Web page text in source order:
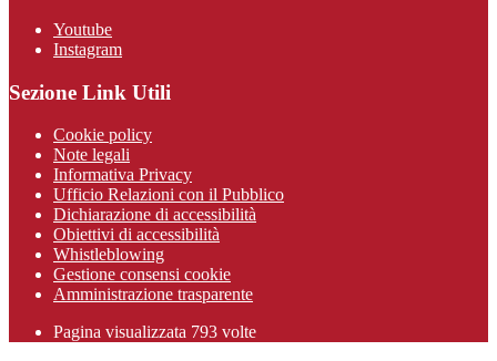
Youtube
Instagram
Sezione Link Utili
Cookie policy
Note legali
Informativa Privacy
Ufficio Relazioni con il Pubblico
Dichiarazione di accessibilità
Obiettivi di accessibilità
Whistleblowing
Gestione consensi cookie
Amministrazione trasparente
Pagina visualizzata 793 volte